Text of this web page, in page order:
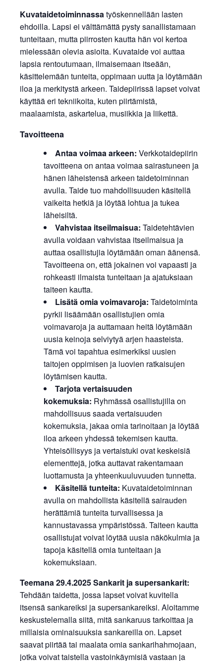
Kuvataidetoiminnassatyöskennellään lasten
ehdoilla. Lapsi ei välttämättä pysty sanallistamaan
tunteitaan, mutta piirrosten kautta hän voi kertoa
mielessään olevia asioita. Kuvataide voi auttaa
lapsia rentoutumaan, ilmaisemaan itseään,
käsittelemään tunteita, oppimaan uutta ja löytämään
iloa ja merkitystä arkeen. Taidepiirissä lapset voivat
käyttää eri tekniikoita, kuten piirtämistä,
maalaamista, askartelua, musiikkia ja liikettä.
Tavoitteena
Antaa voimaa arkeen: Verkkotaidepiirin
tavoitteena on antaa voimaa sairastuneen ja
hänen läheistensä arkeen taidetoiminnan
avulla. Taide tuo mahdollisuuden käsitellä
vaikeita hetkiä ja löytää lohtua ja tukea
läheisiltä.
Vahvistaa itseilmaisua: Taidetehtävien
avulla voidaan vahvistaa itseilmaisua ja
auttaa osallistujia löytämään oman äänensä.
Tavoitteena on, että jokainen voi vapaasti ja
rohkeasti ilmaista tunteitaan ja ajatuksiaan
taiteen kautta.
Lisätä omia voimavaroja: Taidetoiminta
pyrkii lisäämään osallistujien omia
voimavaroja ja auttamaan heitä löytämään
uusia keinoja selviytyä arjen haasteista.
Tämä voi tapahtua esimerkiksi uusien
taitojen oppimisen ja luovien ratkaisujen
löytämisen kautta.
Tarjota vertaisuuden
kokemuksia: Ryhmässä osallistujilla on
mahdollisuus saada vertaisuuden
kokemuksia, jakaa omia tarinoitaan ja löytää
iloa arkeen yhdessä tekemisen kautta.
Yhteisöllisyys ja vertaistuki ovat keskeisiä
elementtejä, jotka auttavat rakentamaan
luottamusta ja yhteenkuuluvuuden tunnetta.
Käsitellä tunteita: Kuvataidetoiminnan
avulla on mahdollista käsitellä sairauden
herättämiä tunteita turvallisessa ja
kannustavassa ympäristössä. Taiteen kautta
osallistujat voivat löytää uusia näkökulmia ja
tapoja käsitellä omia tunteitaan ja
kokemuksiaan.
Teemana 29.4.2025 Sankarit ja supersankarit:
Tehdään taidetta, jossa lapset voivat kuvitella
itsensä sankareiksi ja supersankareiksi. Aloitamme
keskustelemalla siitä, mitä sankaruus tarkoittaa ja
millaisia ominaisuuksia sankareilla on. Lapset
saavat piirtää tai maalata omia sankarihahmojaan,
jotka voivat taistella vastoinkäymisiä vastaan ja